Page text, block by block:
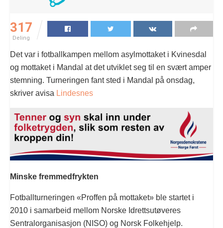
317
Deling
Det var i fotballkampen mellom asylmottaket i Kvinesdal
og mottaket i Mandal at det utviklet seg til en svært amper
stemning. Turneringen fant sted i Mandal på onsdag,
skriver avisa Lindesnes
Minske fremmedfrykten
Fotballturneringen «Proffen på mottaket» ble startet i
2010 i samarbeid mellom Norske Idrettsutøveres
Sentralorganisasjon (NISO) og Norsk Folkehjelp.